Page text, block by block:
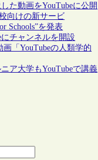
た動画をYouTubeに公開
向けの新サービ
Schools”を発表
にチャンネルを開設
「YouTubeの人類学的
ア大学もYouTubeで講義